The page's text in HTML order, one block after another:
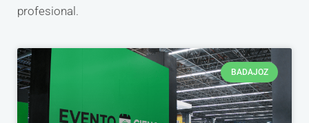
profesional.
BADAJOZ